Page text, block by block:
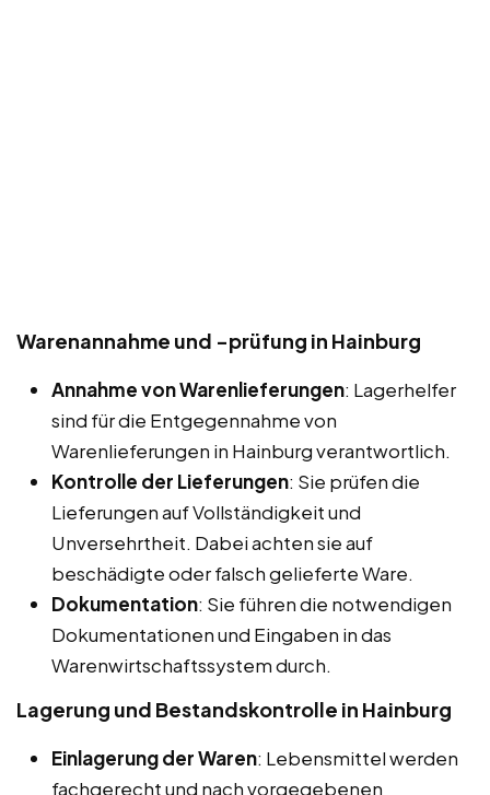
Warenannahme und -prüfung in Hainburg
Annahme von Warenlieferungen: Lagerhelfer
sind für die Entgegennahme von
Warenlieferungen in Hainburg verantwortlich.
Kontrolle der Lieferungen: Sie prüfen die
Lieferungen auf Vollständigkeit und
Unversehrtheit. Dabei achten sie auf
beschädigte oder falsch gelieferte Ware.
Dokumentation: Sie führen die notwendigen
Dokumentationen und Eingaben in das
Warenwirtschaftssystem durch.
Lagerung und Bestandskontrolle in Hainburg
Einlagerung der Waren: Lebensmittel werden
fachgerecht und nach vorgegebenen